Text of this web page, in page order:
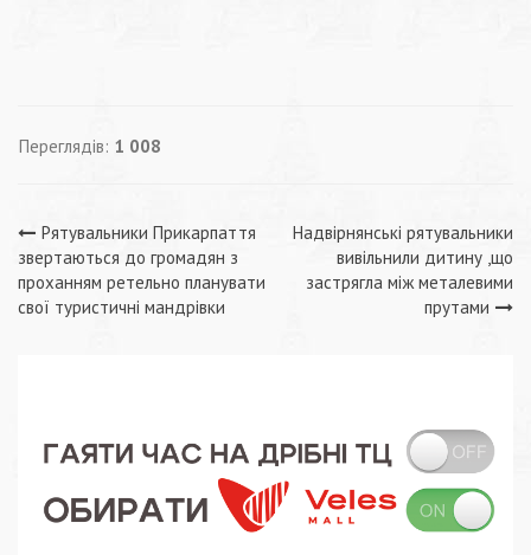
Переглядів: 1 008
Навігація
записів
Рятувальники Прикарпаття
звертаються до громадян з
проханням ретельно планувати
свої туристичні мандрівки
Надвірнянські рятувальники
вивільнили дитину ,що
застрягла між металевими
прутами